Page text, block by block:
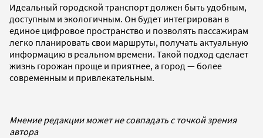
Идеальный городской транспорт должен быть удобным,
доступным и экологичным. Он будет интегрирован в
единое цифровое пространство и позволять пассажирам
легко планировать свои маршруты, получать актуальную
информацию в реальном времени. Такой подход сделает
жизнь горожан проще и приятнее, а город — более
современным и привлекательным.
Мнение редакции может не совпадать с точкой зрения
автора